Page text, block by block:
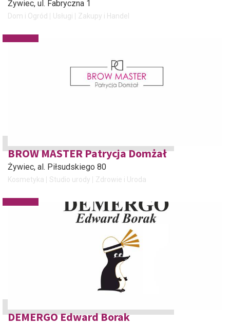
Żywiec, ul. Fabryczna 1
Dom i Ogród Usługi Zakupy i Handel
BROW MASTER Patrycja Domżał
Żywiec, al. Piłsudskiego 80
Kosmetyka Studio urody Zdrowie i Uroda
DEMERGO Edward Borak